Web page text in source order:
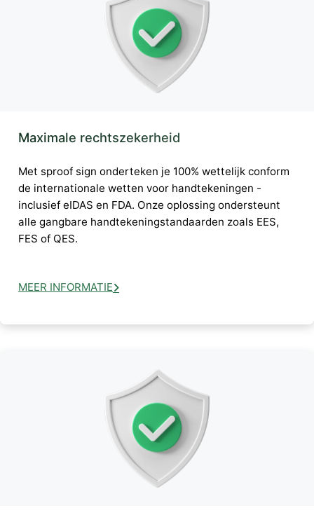
Maximale rechtszekerheid
Met sproof sign onderteken je 100% wettelijk conform
de internationale wetten voor handtekeningen -
inclusief eIDAS en FDA. Onze oplossing ondersteunt
alle gangbare handtekeningstandaarden zoals EES,
FES of QES.
MEER INFORMATIE